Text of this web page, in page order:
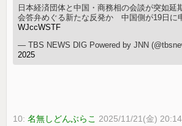
日本経済団体と中国・商務相の会談が突如
会答弁めぐる新たな反発か 中国側が19日に
WJccWSTF
— TBS NEWS DIG Powered by JNN
2025
10:名無しどんぶらこ 2025/11/21(金)